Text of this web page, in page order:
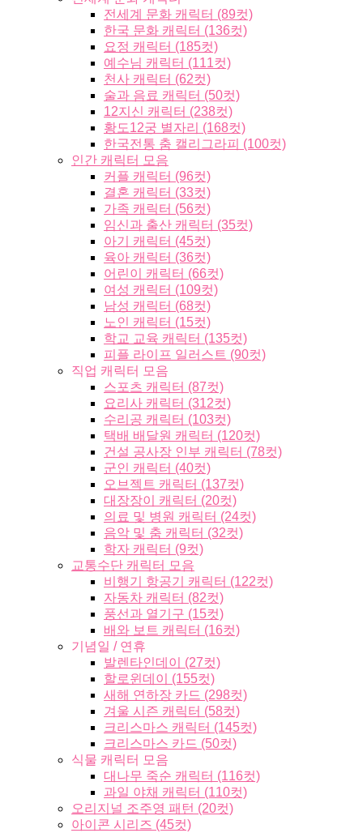
전세계 문화 캐릭터 (89컷)
한국 문화 캐릭터 (136컷)
요정 캐릭터 (185컷)
예수님 캐릭터 (111컷)
천사 캐릭터 (62컷)
술과 음료 캐릭터 (50컷)
12지신 캐릭터 (238컷)
황도12궁 별자리 (168컷)
한국전통 춤 캘리그라피 (100컷)
인간 캐릭터 모음
커플 캐릭터 (96컷)
결혼 캐릭터 (33컷)
가족 캐릭터 (56컷)
임신과 출산 캐릭터 (35컷)
아기 캐릭터 (45컷)
육아 캐릭터 (36컷)
어린이 캐릭터 (66컷)
여성 캐릭터 (109컷)
남성 캐릭터 (68컷)
노인 캐릭터 (15컷)
학교 교육 캐릭터 (135컷)
피플 라이프 일러스트 (90컷)
직업 캐릭터 모음
스포츠 캐릭터 (87컷)
요리사 캐릭터 (312컷)
수리공 캐릭터 (103컷)
택배 배달원 캐릭터 (120컷)
건설 공사장 인부 캐릭터 (78컷)
군인 캐릭터 (40컷)
오브젝트 캐릭터 (137컷)
대장장이 캐릭터 (20컷)
의료 및 병원 캐릭터 (24컷)
음악 및 춤 캐릭터 (32컷)
학자 캐릭터 (9컷)
교통수단 캐릭터 모음
비행기 항공기 캐릭터 (122컷)
자동차 캐릭터 (82컷)
풍선과 열기구 (15컷)
배와 보트 캐릭터 (16컷)
기념일 / 연휴
발렌타인데이 (27컷)
할로윈데이 (155컷)
새해 연하장 카드 (298컷)
겨울 시즌 캐릭터 (58컷)
크리스마스 캐릭터 (145컷)
크리스마스 카드 (50컷)
식물 캐릭터 모음
대나무 죽순 캐릭터 (116컷)
과일 야채 캐릭터 (110컷)
오리지널 조주영 패턴 (20컷)
아이콘 시리즈 (45컷)